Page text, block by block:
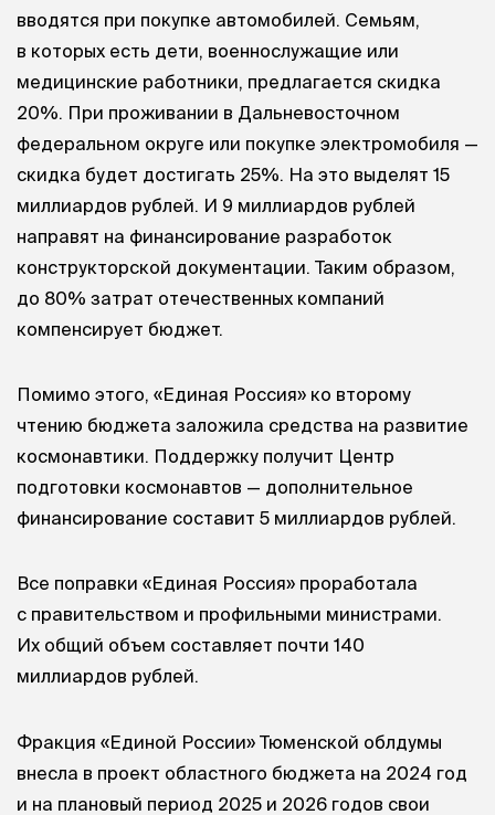
вводятся при покупке автомобилей. Семьям,
в которых есть дети, военнослужащие или
медицинские работники, предлагается скидка
20%. При проживании в Дальневосточном
федеральном округе или покупке электромобиля —
скидка будет достигать 25%. На это выделят 15
миллиардов рублей. И 9 миллиардов рублей
направят на финансирование разработок
конструкторской документации. Таким образом,
до 80% затрат отечественных компаний
компенсирует бюджет.
Помимо этого, «Единая Россия» ко второму
чтению бюджета заложила средства на развитие
космонавтики. Поддержку получит Центр
подготовки космонавтов — дополнительное
финансирование составит 5 миллиардов рублей.
Все поправки «Единая Россия» проработала
с правительством и профильными министрами.
Их общий объем составляет почти 140
миллиардов рублей.
Фракция «Единой России» Тюменской облдумы
внесла в проект областного бюджета на 2024 год
и на плановый период 2025 и 2026 годов свои